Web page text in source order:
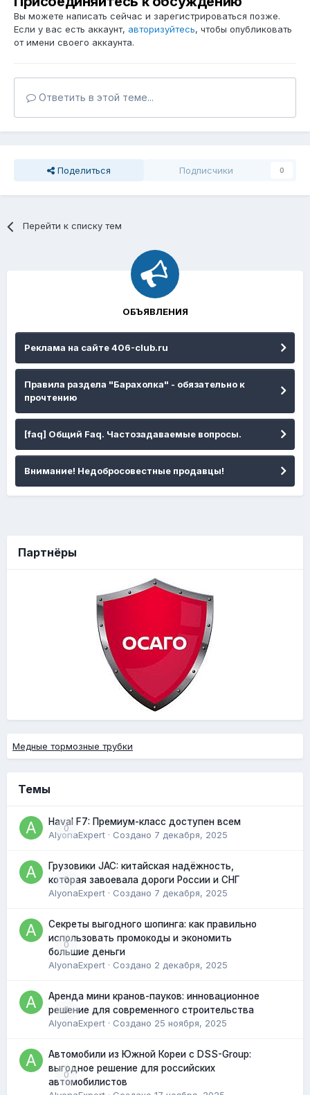
Вы можете написать сейчас и зарегистрироваться позже.
Если у вас есть аккаунт, авторизуйтесь, чтобы опубликовать
от имени своего аккаунта.
Ответить в этой теме...
Поделиться Подписчики 0
Перейти к списку тем
ОБЪЯВЛЕНИЯ
Реклама на сайте 406-club.ru
Правила раздела "Барахолка" - обязательно к
прочтению
[faq] Общий Faq. Частозадаваемые вопросы.
Внимание! Недобросовестные продавцы!
Партнёры
Медные тормозные трубки
Темы
0
Haval F7: Премиум-класс доступен всем
AlyonaExpert · Создано 7 декабря, 2025
0
Грузовики JAC: китайская надёжность,
которая завоевала дороги России и СНГ
AlyonaExpert · Создано 7 декабря, 2025
0
Секреты выгодного шопинга: как правильно
использовать промокоды и экономить
большие деньги
AlyonaExpert · Создано 2 декабря, 2025
0
Аренда мини кранов-пауков: инновационное
решение для современного строительства
AlyonaExpert · Создано 25 ноября, 2025
0
Автомобили из Южной Кореи с DSS-Group:
выгодное решение для российских
автомобилистов